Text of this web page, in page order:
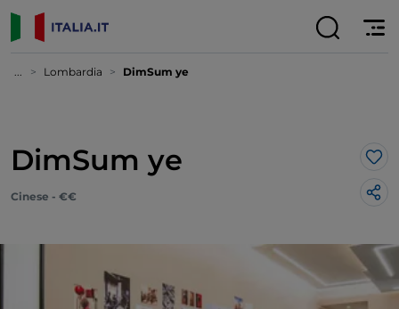
... Lombardia DimSum ye
DimSum ye
Cinese - €€